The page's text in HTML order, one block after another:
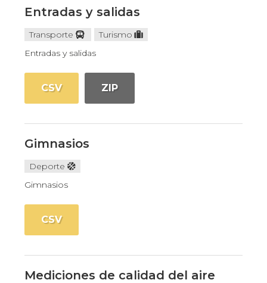
Entradas y salidas
Transporte
Turismo
Entradas y salidas
CSV ZIP
Gimnasios
Deporte
Gimnasios
CSV
Mediciones de calidad del aire